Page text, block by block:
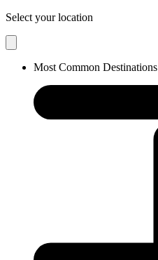
Select your location
Most Common Destinations